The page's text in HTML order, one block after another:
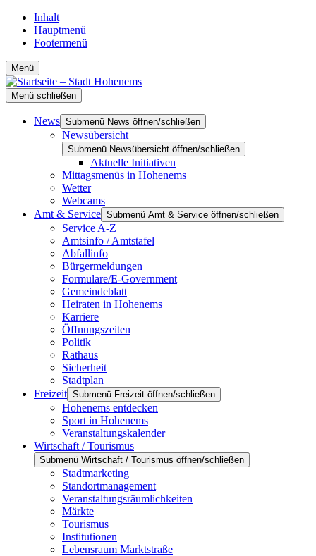
Inhalt
Hauptmenü
Footermenü
Menü
Menü schließen
News Submenü News öffnen/schließen
Newsübersicht
Submenü Newsübersicht öffnen/schließen
Aktuelle Initiativen
Mittagsmenüs in Hohenems
Wetter
Webcams
Amt & Service Submenü Amt & Service öffnen/schließen
Service A-Z
Amtsinfo / Amtstafel
Abfallinfo
Bürgermeldungen
Formulare/E-Government
Gemeindeblatt
Heiraten in Hohenems
Karriere
Öffnungszeiten
Politik
Rathaus
Sicherheit
Stadtplan
Freizeit Submenü Freizeit öffnen/schließen
Hohenems entdecken
Sport in Hohenems
Veranstaltungskalender
Wirtschaft / Tourismus
Submenü Wirtschaft / Tourismus öffnen/schließen
Stadtmarketing
Standortmanagement
Veranstaltungsräumlichkeiten
Märkte
Tourismus
Institutionen
Lebensraum Marktstraße